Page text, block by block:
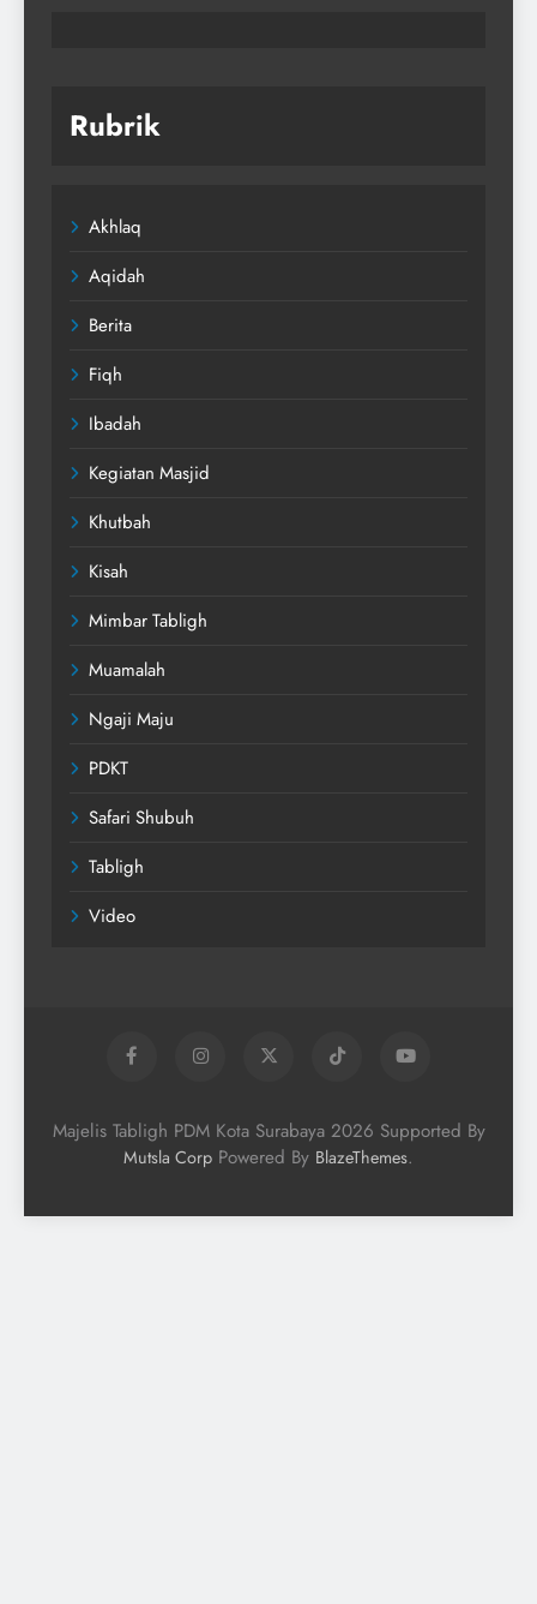
Rubrik
Akhlaq
Aqidah
Berita
Fiqh
Ibadah
Kegiatan Masjid
Khutbah
Kisah
Mimbar Tabligh
Muamalah
Ngaji Maju
PDKT
Safari Shubuh
Tabligh
Video
Majelis Tabligh PDM Kota Surabaya 2026 Supported By
Mutsla Corp Powered By BlazeThemes.